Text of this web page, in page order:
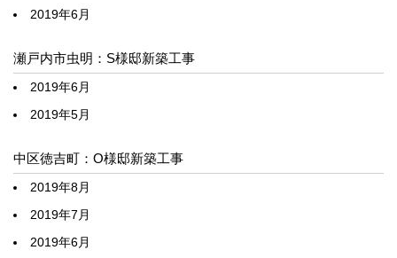
2019年6月
瀬戸内市虫明：S様邸新築工事
2019年6月
2019年5月
中区徳吉町：O様邸新築工事
2019年8月
2019年7月
2019年6月